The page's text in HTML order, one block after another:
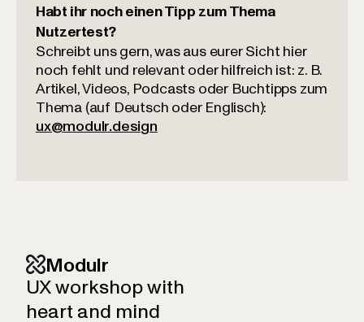
Habt ihr noch einen Tipp zum Thema
Nutzertest?
Schreibt uns gern, was aus eurer Sicht hier
noch fehlt und relevant oder hilfreich ist: z. B.
Artikel, Videos, Podcasts oder Buchtipps zum
Thema (auf Deutsch oder Englisch):
ux@modulr.design
Modulr
UX workshop with
heart and mind